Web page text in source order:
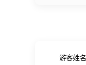
游客姓名